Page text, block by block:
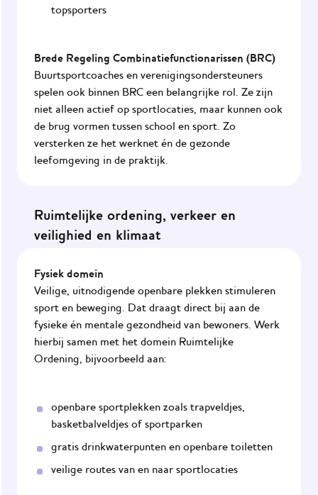
topsporters
Brede Regeling Combinatiefunctionarissen (BRC)
Buurtsportcoaches en verenigingsondersteuners
spelen ook binnen BRC een belangrijke rol. Ze zijn
niet alleen actief op sportlocaties, maar kunnen ook
de brug vormen tussen school en sport. Zo
versterken ze het werknet én de gezonde
leefomgeving in de praktijk.
Ruimtelijke ordening, verkeer en
veilighied en klimaat
Fysiek domein
Veilige, uitnodigende openbare plekken stimuleren
sport en beweging. Dat draagt direct bij aan de
fysieke én mentale gezondheid van bewoners. Werk
hierbij samen met het domein Ruimtelijke
Ordening, bijvoorbeeld aan:
openbare sportplekken zoals trapveldjes,
basketbalveldjes of sportparken
gratis drinkwaterpunten en openbare toiletten
veilige routes van en naar sportlocaties